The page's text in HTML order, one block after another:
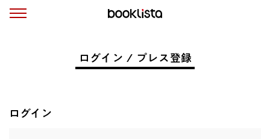
ログイン / プレス登録
ログイン